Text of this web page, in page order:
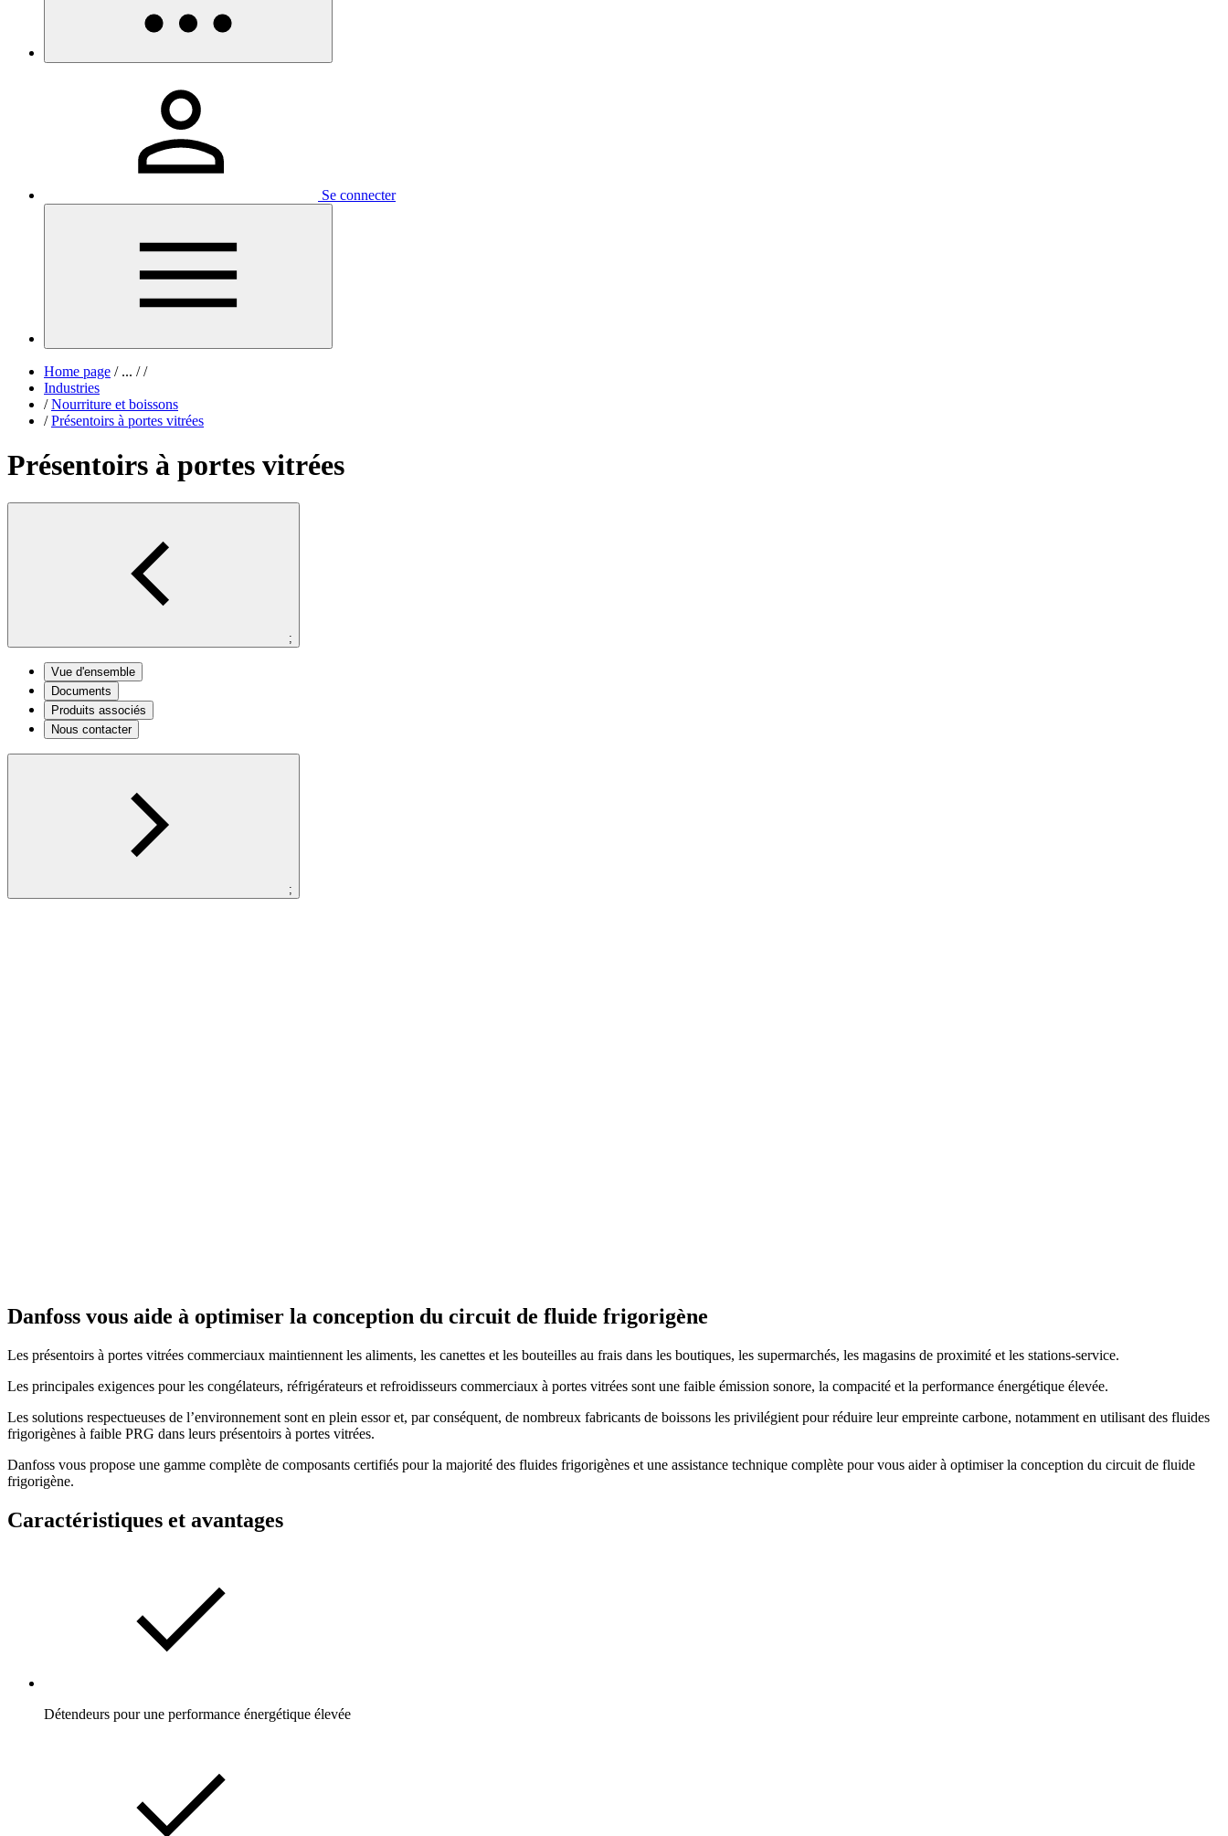
Se connecter
Home page /... / /
Industries
/ Nourriture et boissons
/ Présentoirs à portes vitrées
Présentoirs à portes vitrées
;
Vue d'ensemble
Documents
Produits associés
Nous contacter
;
Danfoss vous aide à optimiser la conception du circuit de fluide frigorigène
Les présentoirs à portes vitrées commerciaux maintiennent les aliments, les canettes et les bouteilles au frais dans les boutiques, les supermarchés, les magasins de proximité et les stations-service.
Les principales exigences pour les congélateurs, réfrigérateurs et refroidisseurs commerciaux à portes vitrées sont une faible émission sonore, la compacité et la performance énergétique élevée.
Les solutions respectueuses de l’environnement sont en plein essor et, par conséquent, de nombreux fabricants de boissons les privilégient pour réduire leur empreinte carbone, notamment en utilisant des fluides
frigorigènes à faible PRG dans leurs présentoirs à portes vitrées.
Danfoss vous propose une gamme complète de composants certifiés pour la majorité des fluides frigorigènes et une assistance technique complète pour vous aider à optimiser la conception du circuit de fluide
frigorigène.
Caractéristiques et avantages
Détendeurs pour une performance énergétique élevée